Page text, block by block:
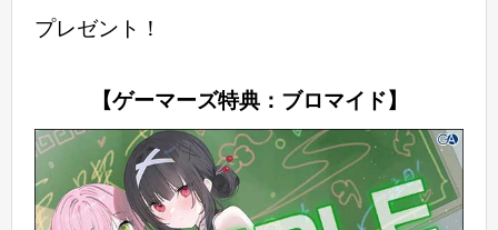
プレゼント！
【ゲーマーズ特典：ブロマイド】